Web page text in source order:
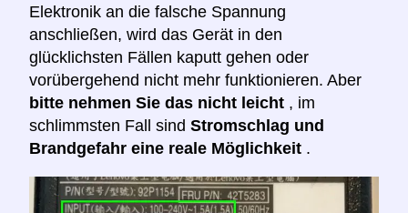
Elektronik an die falsche Spannung
anschließen, wird das Gerät in den
glücklichsten Fällen kaputt gehen oder
vorübergehend nicht mehr funktionieren. Aber
bitte nehmen Sie das nicht leicht , im
schlimmsten Fall sind Stromschlag und
Brandgefahr eine reale Möglichkeit .